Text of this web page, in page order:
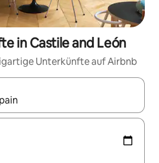
in Castile and León
Unterkünfte auf Airbnb
sind, navigiere mit den